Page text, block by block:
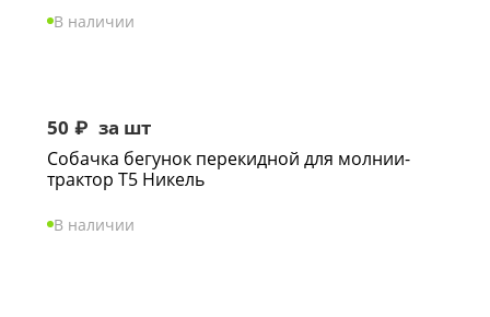
В наличии
50 ₽ за шт
Собачка бегунок перекидной для молнии-
трактор Т5 Никель
В наличии